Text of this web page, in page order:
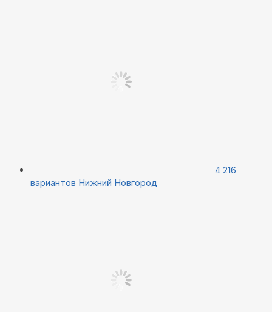
4 216
вариантов Нижний Новгород